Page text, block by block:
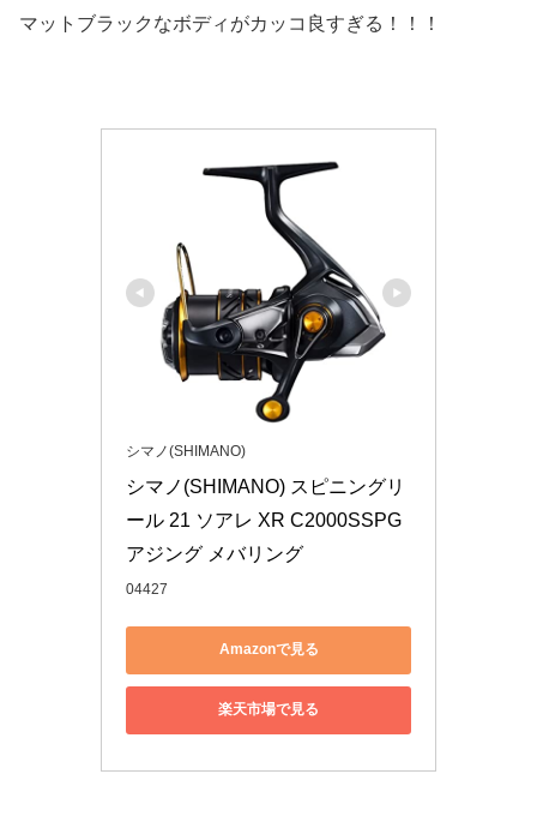
マットブラックなボディがカッコ良すぎる！！！
シマノ(SHIMANO)
シマノ(SHIMANO) スピニングリ
ール 21 ソアレ XR C2000SSPG
アジング メバリング
04427
Amazonで見る
楽天市場で見る